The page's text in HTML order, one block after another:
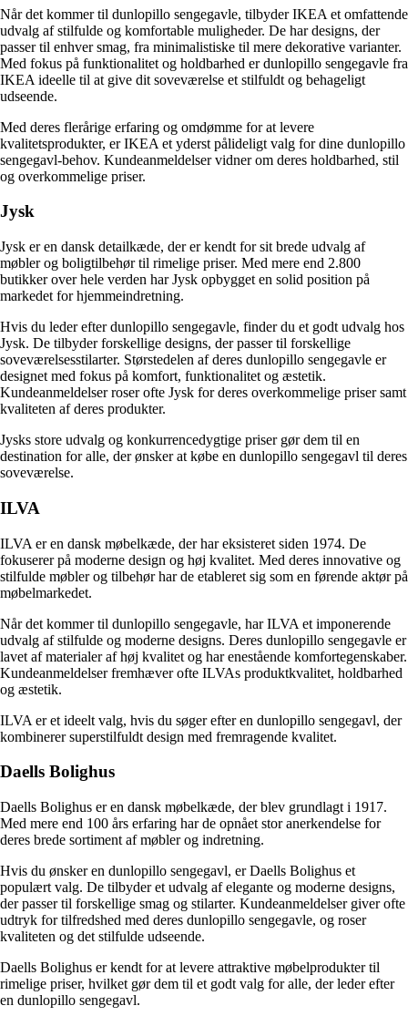
Når det kommer til dunlopillo sengegavle, tilbyder IKEA et omfattende
udvalg af stilfulde og komfortable muligheder. De har designs, der
passer til enhver smag, fra minimalistiske til mere dekorative varianter.
Med fokus på funktionalitet og holdbarhed er dunlopillo sengegavle fra
IKEA ideelle til at give dit soveværelse et stilfuldt og behageligt
udseende.
Med deres flerårige erfaring og omdømme for at levere
kvalitetsprodukter, er IKEA et yderst pålideligt valg for dine dunlopillo
sengegavl-behov. Kundeanmeldelser vidner om deres holdbarhed, stil
og overkommelige priser.
Jysk
Jysk er en dansk detailkæde, der er kendt for sit brede udvalg af
møbler og boligtilbehør til rimelige priser. Med mere end 2.800
butikker over hele verden har Jysk opbygget en solid position på
markedet for hjemmeindretning.
Hvis du leder efter dunlopillo sengegavle, finder du et godt udvalg hos
Jysk. De tilbyder forskellige designs, der passer til forskellige
soveværelsesstilarter. Størstedelen af deres dunlopillo sengegavle er
designet med fokus på komfort, funktionalitet og æstetik.
Kundeanmeldelser roser ofte Jysk for deres overkommelige priser samt
kvaliteten af deres produkter.
Jysks store udvalg og konkurrencedygtige priser gør dem til en
destination for alle, der ønsker at købe en dunlopillo sengegavl til deres
soveværelse.
ILVA
ILVA er en dansk møbelkæde, der har eksisteret siden 1974. De
fokuserer på moderne design og høj kvalitet. Med deres innovative og
stilfulde møbler og tilbehør har de etableret sig som en førende aktør på
møbelmarkedet.
Når det kommer til dunlopillo sengegavle, har ILVA et imponerende
udvalg af stilfulde og moderne designs. Deres dunlopillo sengegavle er
lavet af materialer af høj kvalitet og har enestående komfortegenskaber.
Kundeanmeldelser fremhæver ofte ILVAs produktkvalitet, holdbarhed
og æstetik.
ILVA er et ideelt valg, hvis du søger efter en dunlopillo sengegavl, der
kombinerer superstilfuldt design med fremragende kvalitet.
Daells Bolighus
Daells Bolighus er en dansk møbelkæde, der blev grundlagt i 1917.
Med mere end 100 års erfaring har de opnået stor anerkendelse for
deres brede sortiment af møbler og indretning.
Hvis du ønsker en dunlopillo sengegavl, er Daells Bolighus et
populært valg. De tilbyder et udvalg af elegante og moderne designs,
der passer til forskellige smag og stilarter. Kundeanmeldelser giver ofte
udtryk for tilfredshed med deres dunlopillo sengegavle, og roser
kvaliteten og det stilfulde udseende.
Daells Bolighus er kendt for at levere attraktive møbelprodukter til
rimelige priser, hvilket gør dem til et godt valg for alle, der leder efter
en dunlopillo sengegavl.